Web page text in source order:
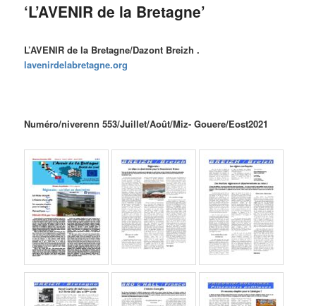
principal
‘L’AVENIR de la Bretagne’
L’AVENIR de la Bretagne/Dazont Breizh .
lavenirdelabretagne.org
Numéro/niverenn 553/Juillet/Août/Miz- Gouere/Eost2021